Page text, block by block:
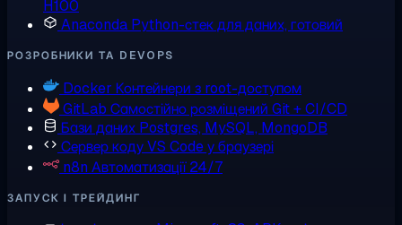
H100
Anaconda Python-стек для даних, готовий
РОЗРОБНИКИ ТА DEVOPS
Docker Контейнери з root-доступом
GitLab Самостійно розміщений Git + CI/CD
Бази даних Postgres, MySQL, MongoDB
Сервер кодуVS Code у браузері
n8n Автоматизації 24/7
ЗАПУСК І ТРЕЙДИНГ